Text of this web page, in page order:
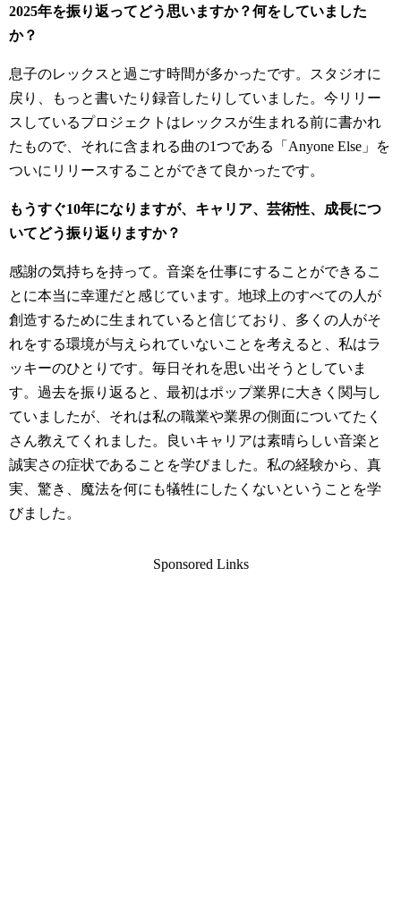
2025年を振り返ってどう思いますか？何をしていました
か？
息子のレックスと過ごす時間が多かったです。スタジオに
戻り、もっと書いたり録音したりしていました。今リリー
スしているプロジェクトはレックスが生まれる前に書かれ
たもので、それに含まれる曲の1つである「Anyone Else」を
ついにリリースすることができて良かったです。
もうすぐ10年になりますが、キャリア、芸術性、成長につ
いてどう振り返りますか？
感謝の気持ちを持って。音楽を仕事にすることができるこ
とに本当に幸運だと感じています。地球上のすべての人が
創造するために生まれていると信じており、多くの人がそ
れをする環境が与えられていないことを考えると、私はラ
ッキーのひとりです。毎日それを思い出そうとしていま
す。過去を振り返ると、最初はポップ業界に大きく関与し
ていましたが、それは私の職業や業界の側面についてたく
さん教えてくれました。良いキャリアは素晴らしい音楽と
誠実さの症状であることを学びました。私の経験から、真
実、驚き、魔法を何にも犠牲にしたくないということを学
びました。
Sponsored Links